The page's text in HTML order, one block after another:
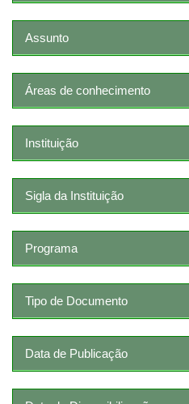
Assunto
Áreas de conhecimento
Instituição
Sigla da Instituição
Programa
Tipo de Documento
Data de Publicação